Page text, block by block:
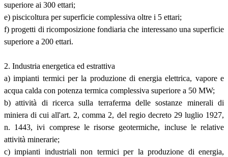
superiore ai 300 ettari;
e) piscicoltura per superficie complessiva oltre i 5 ettari;
f) progetti di ricomposizione fondiaria che interessano una superficie
superiore a 200 ettari.
2. Industria energetica ed estrattiva
a) impianti termici per la produzione di energia elettrica, vapore e
acqua calda con potenza termica complessiva superiore a 50 MW;
b) attività di ricerca sulla terraferma delle sostanze minerali di
miniera di cui all'art. 2, comma 2, del regio decreto 29 luglio 1927,
n. 1443, ivi comprese le risorse geotermiche, incluse le relative
attività minerarie;
c) impianti industriali non termici per la produzione di energia,